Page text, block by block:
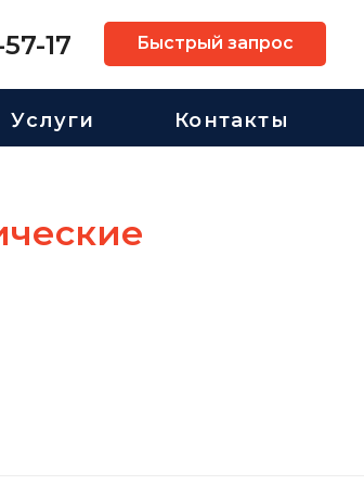
17 Быстрый запрос
Услуги Контакты